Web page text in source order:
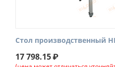
Стол производcтвенный
17 798.15₽